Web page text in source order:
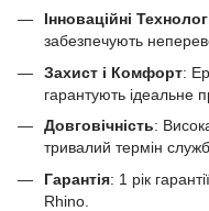
Інноваційні
забезпечують
Захист і Комфорт:
гарантують ідеальне
Довговічність:
тривалий термін
Гарантія: 1 рік
Rhino.